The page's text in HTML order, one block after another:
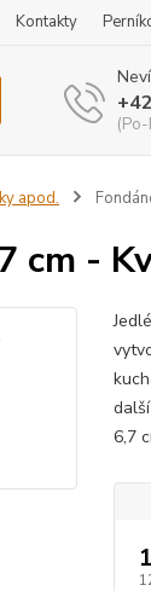
Kontakty
apod.
cm -
6,7